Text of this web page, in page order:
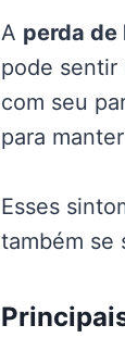
A perda de
pode sentir
com seu
para
Esses
também se